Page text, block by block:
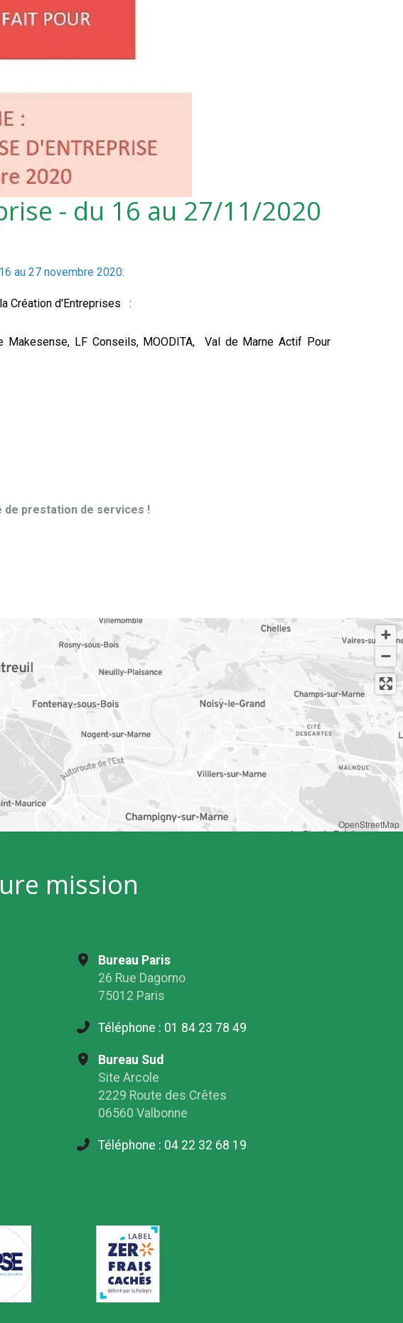
- du 16 au 27/11/2020
au 27 novembre 2020:
Création d'Entreprises :
Makesense, LF Conseils, MOODITA, Val de Marne Actif Pour
de prestation de services !
OpenStreetMap
mission
Bureau Paris
26 Rue Dagorno
75012 Paris
Téléphone : 01 84 23 78 49
Bureau Sud
Site Arcole
2229 Route des Crêtes
06560 Valbonne
Téléphone : 04 22 32 68 19